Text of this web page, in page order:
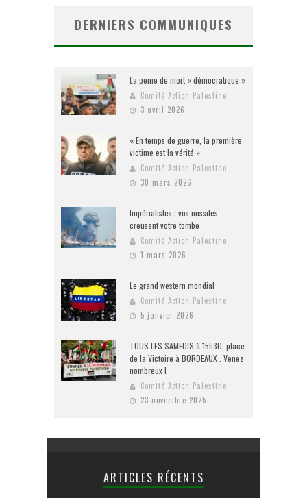
DERNIERS COMMUNIQUES
La peine de mort « démocratique »
Comité Action Palestine
3 avril 2026
« En temps de guerre, la première
victime est la vérité »
Comité Action Palestine
30 mars 2026
Impérialistes : vos missiles
creusent votre tombe
Comité Action Palestine
1 mars 2026
Le grand western mondial
Comité Action Palestine
5 janvier 2026
TOUS LES SAMEDIS à 15h30, place
de la Victoire à BORDEAUX . Venez
nombreux !
Comité Action Palestine
23 novembre 2025
ARTICLES RÉCENTS